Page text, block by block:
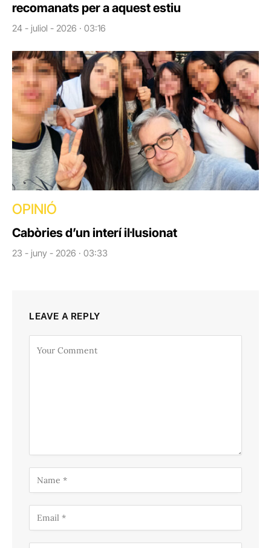
recomanats per a aquest estiu
24 - juliol - 2026 · 03:16
OPINIÓ
Cabòries d’un interí il·lusionat
23 - juny - 2026 · 03:33
LEAVE A REPLY